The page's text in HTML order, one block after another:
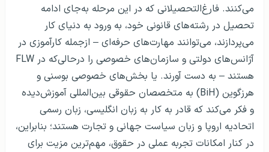
می‌کنند. فارغ‌التحصیلانی که در این مرحله به‌جای ادامه
تحصیل در رشته‌های قانونی خود، به ورود به دنیای کار
می‌پردازند، می‌توانند مهارت‌های حرفه‌ای – ازجمله کارآموزی در
آژانس‌های دولتی و سازمان‌های خصوصی را درحالی‌که در FLW
هستند – به دست آورند. یا بخش‌های خصوصی بوسنی و
هرزگوین (BiH) به متخصصان حقوقی بین‌المللی آموزش‌دیده
و فکر می‌کند که قادر به کار به زبان انگلیسی، زبان رسمی
اتحادیه اروپا و زبان سیاست جهانی و تجارت هستند؛ بنابراین،
در کنار امکانات تجربه عملی در حقوق، مهم‌ترین مزیت برای